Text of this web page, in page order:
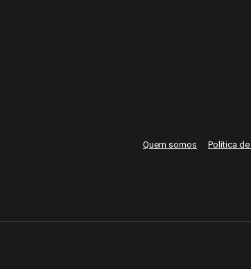
Quem somos Política